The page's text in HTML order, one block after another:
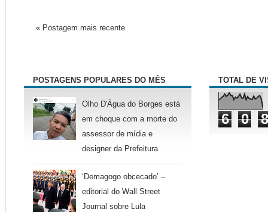
« Postagem mais recente
POSTAGENS POPULARES DO MÊS
Olho D'Água do Borges está
em choque com a morte do
assessor de mídia e
designer da Prefeitura
‘Demagogo obcecado’ –
editorial do Wall Street
Journal sobre Lula
TOTAL DE
6 0 8